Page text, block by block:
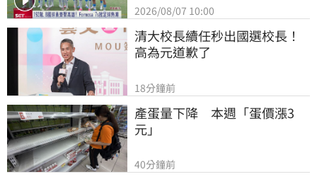
2026/08/07 10:00
清大校長續任秒出國選校長！
高為元道歉了
18分鐘前
產蛋量下降　本週「蛋價漲3
元」
40分鐘前